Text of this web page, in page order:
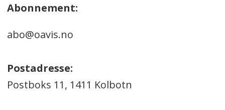
Abonnement:
abo@oavis.no
Postadresse:
Postboks 11, 1411 Kolbotn